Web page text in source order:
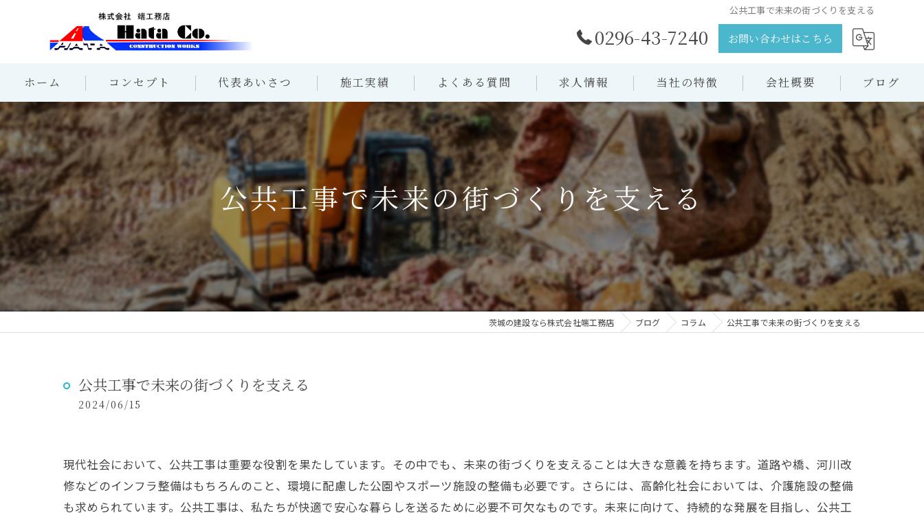
公共工事で未来の街づくりを支える
0296-43-7240 お問い合わせはこちら
ホーム コンセプト 代表あいさつ 施工実績 よくある質問 求人情報 当社の特徴
舗装工事
下水道工事
公共工事
造成工事
会社概要 ブログ
コラム
公共工事で未来の街づくりを支える
茨城の建設なら株式会社端工務店 ブログ コラム 公共工事で未来の街づくりを支える
公共工事で未来の街づくりを支える
2024/06/15
現代社会において、公共工事は重要な役割を果たしています。その中でも、未来の街づくりを支えることは大きな意義を持ちます。道路や橋、河川改
修などのインフラ整備はもちろんのこと、環境に配慮した公園やスポーツ施設の整備も必要です。さらには、高齢化社会においては、介護施設の整備
も求められています。公共工事は、私たちが快適で安心な暮らしを送るために必要不可欠なものです。未来に向けて、持続的な発展を目指し、公共工